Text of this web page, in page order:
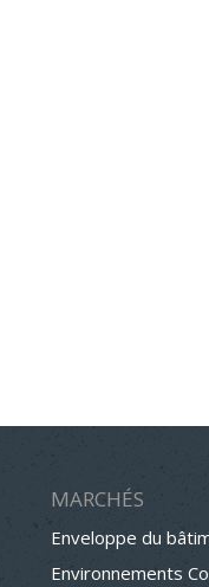
MARCHÉS
Enveloppe du
Environnements